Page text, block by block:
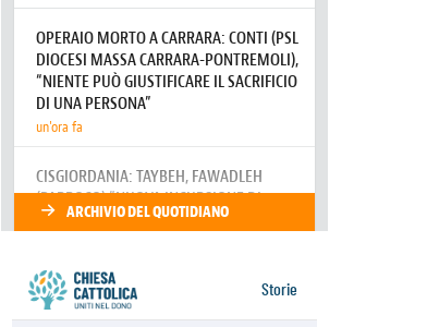
06.08.2026
Santa Maria degli Angeli, quando un
Santuario custodisce le origini
06.08.2026
Libano, riprendono i colloqui di
sud
06.08.2026
Medio Oriente, intesa tra Iran e
Oman sullo Stretto di Hormuz